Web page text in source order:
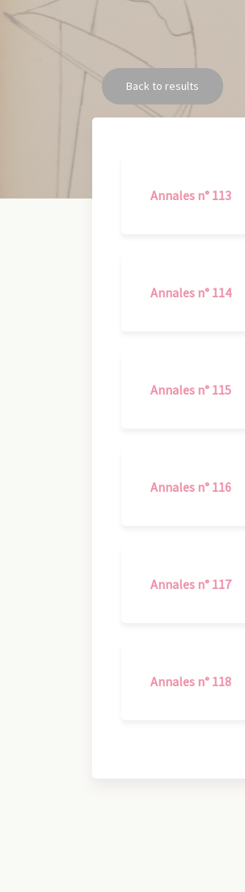
Back to results
Annales n° 113
Annales n° 114
Annales n° 115
Annales n° 116
Annales n° 117
Annales n° 118